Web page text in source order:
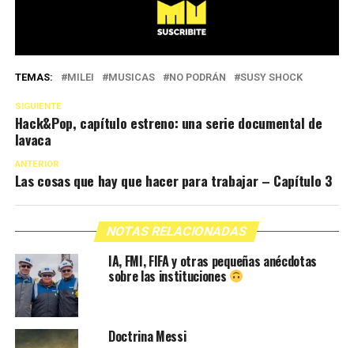
TEMAS: MILEI MUSICAS NO PODRÁN SUSY SHOCK
SIGUIENTE
Hack&Pop, capítulo estreno: una serie documental de
lavaca
ANTERIOR
Las cosas que hay que hacer para trabajar – Capítulo 3
NOTAS RELACIONADAS
IA, FMI, FIFA y otras pequeñas anécdotas
sobre las instituciones
Doctrina Messi